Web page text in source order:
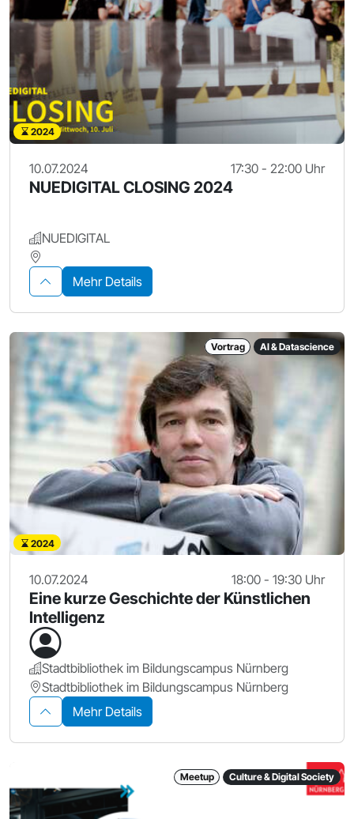
2024
10.07.2024 17:30 - 22:00 Uhr
NUEDIGITAL CLOSING 2024
NUEDIGITAL
Mehr Details
Vortrag AI & Datascience
2024
10.07.2024 18:00 - 19:30 Uhr
Eine kurze Geschichte der Künstlichen
Intelligenz
Stadtbibliothek im Bildungscampus Nürnberg
Stadtbibliothek im Bildungscampus Nürnberg
Mehr Details
Meetup Culture & Digital Society